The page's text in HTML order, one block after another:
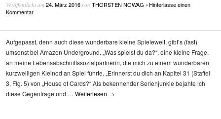
Veröffentlicht am 24. März 2016 von THORSTEN NOWAG • Hinterlasse einen
Kommentar
Aufgepasst, denn auch diese wunderbare kleine Spielewelt, gibt’s (fast)
umsonst bei Amazon Underground. „Was spielst du da?“, eine kleine Frage,
an meine Lebensabschnittssozialpartnerin, die mich zu einem wunderbaren
kurzweiligen Kleinod an Spiel führte. „Erinnerst du dich an Kapitel 31 (Staffel
3, Flg. 5) von „House of Cards?“ Als bekennender Serienjunkie bejahte ich
diese Gegenfrage und … Weiterlesen →